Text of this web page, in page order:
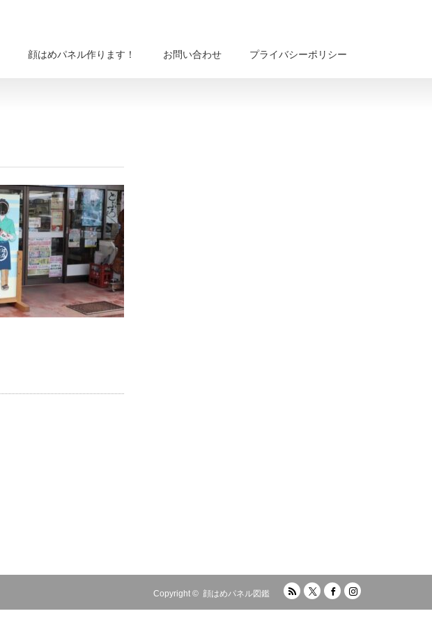
顔はめパネル作ります！ お問い合わせ プライバシーポリシー
Instagram
Copyright © 顔はめパネル図鑑